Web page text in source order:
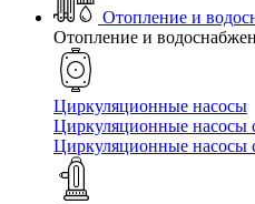
Отопление и
Отопление и
Циркуляционные насосы
Циркуляционные насосы
Циркуляционные насосы